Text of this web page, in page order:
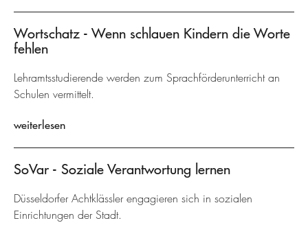
Wortschatz - Wenn schlauen Kindern die Worte
fehlen
Lehramtsstudierende werden zum Sprachförderunterricht an
Schulen vermittelt.
weiterlesen
SoVar - Soziale Verantwortung lernen
Düsseldorfer Achtklässler engagieren sich in sozialen
Einrichtungen der Stadt.